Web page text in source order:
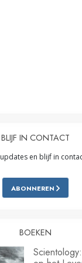
BLIJF IN CONTACT
en blijf in
ABONNEREN
BOEKEN